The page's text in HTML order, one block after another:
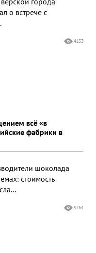
о встрече с
4133
всё «в
фабрики в
шоколада
стоимость
5764